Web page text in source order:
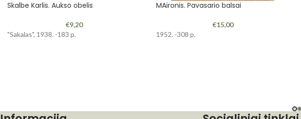
Skalbe Karlis. Aukso obelis
€9,20
"Sakalas", 1938. -183 p.
MAironis. Pavasario balsai
€15,00
1952. -308 p.